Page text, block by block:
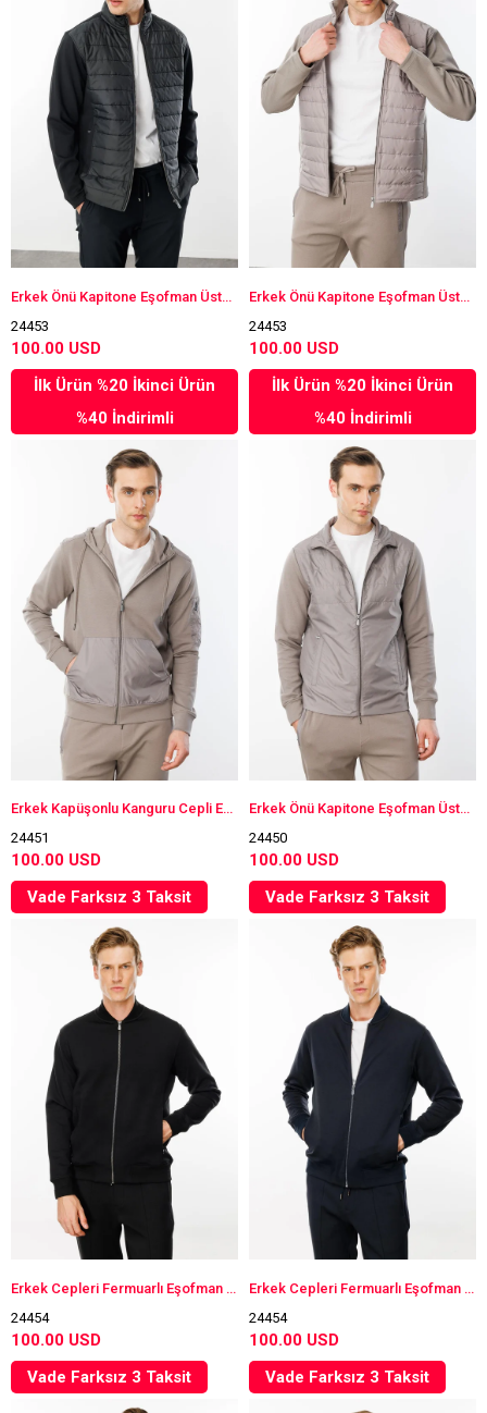
Erkek Önü Kapitone Eşofman Üstü Siyah
24453
100.00 USD
İlk Ürün %20 İkinci Ürün
%40 İndirimli
Erkek Önü Kapitone Eşofman Üstü Vizon
24453
100.00 USD
İlk Ürün %20 İkinci Ürün
%40 İndirimli
Erkek Kapüşonlu Kanguru Cepli Eşofman Üstü Vizon
24451
100.00 USD
Vade Farksız 3 Taksit
Erkek Önü Kapitone Eşofman Üstü Vizon
24450
100.00 USD
Vade Farksız 3 Taksit
Erkek Cepleri Fermuarlı Eşofman Üstü Siyah
24454
100.00 USD
Vade Farksız 3 Taksit
Erkek Cepleri Fermuarlı Eşofman Üstü Lacivert
24454
100.00 USD
Vade Farksız 3 Taksit